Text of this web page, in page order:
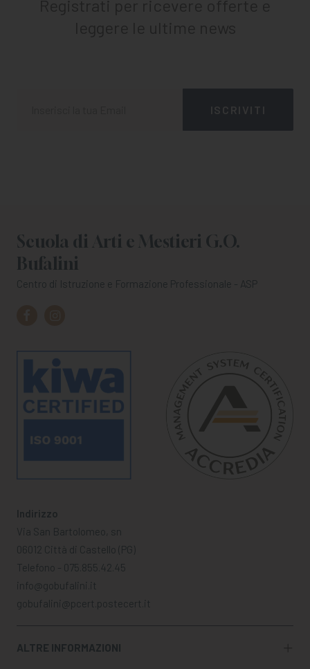
Scuola di Arti e Mestieri G.O.
Bufalini
Centro di Istruzione e Formazione Professionale - ASP
Indirizzo
Via San Bartolomeo, sn
06012 Città di Castello (PG)
Telefono - 075.855.42.45
info@gobufalini.it
gobufalini@pcert.postecert.it
ALTRE INFORMAZIONI